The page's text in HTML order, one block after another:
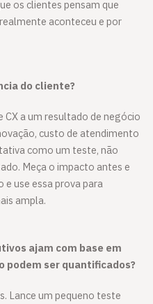
os clientes pensam que
aconteceu e por
do cliente?
CX a um resultado de negócio
custo de atendimento
como um teste, não
Meça o impacto antes e
e use essa prova para
ampla.
ajam com base em
podem ser quantificados?
Lance um pequeno teste